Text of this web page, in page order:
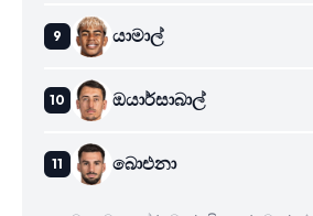
යාමාල්
ඔයාර්සාබාල්
බාෙඑනා